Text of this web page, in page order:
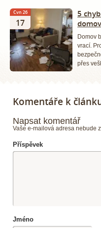
Čvn 26
17
5
Domov
vrací.
přes
Komentáře k
Napsat komentář
Vaše e-mailová adresa nebude
Příspěvek
Jméno